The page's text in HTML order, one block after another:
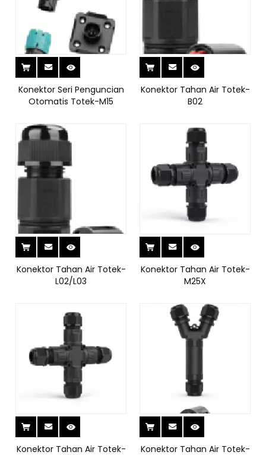
Konektor Seri Penguncian
Otomatis Totek-M15
Konektor Tahan Air Totek-
B02
Konektor Tahan Air Totek-
L02/L03
Konektor Tahan Air Totek-
M25X
Konektor Tahan Air Totek-
Konektor Tahan Air Totek-